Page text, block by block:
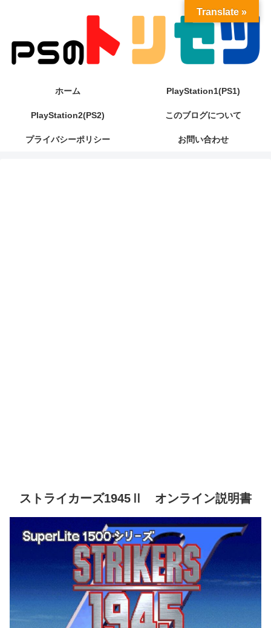
ホーム PlayStation1(PS1)
PlayStation2(PS2) このブログについて
プライバシーポリシー お問い合わせ
ストライカーズ1945Ⅱ オンライン説明書
Translate »